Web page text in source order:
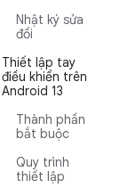
Nhật ký sửa
đổi
Thiết lập tay
điều khiển trên
Android 13
Thành phần
bắt buộc
Quy trình
thiết lập